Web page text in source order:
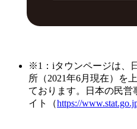
※1：iタウンページは、
所（2021年6月現在）を
ております。日本の民営
イト（https://